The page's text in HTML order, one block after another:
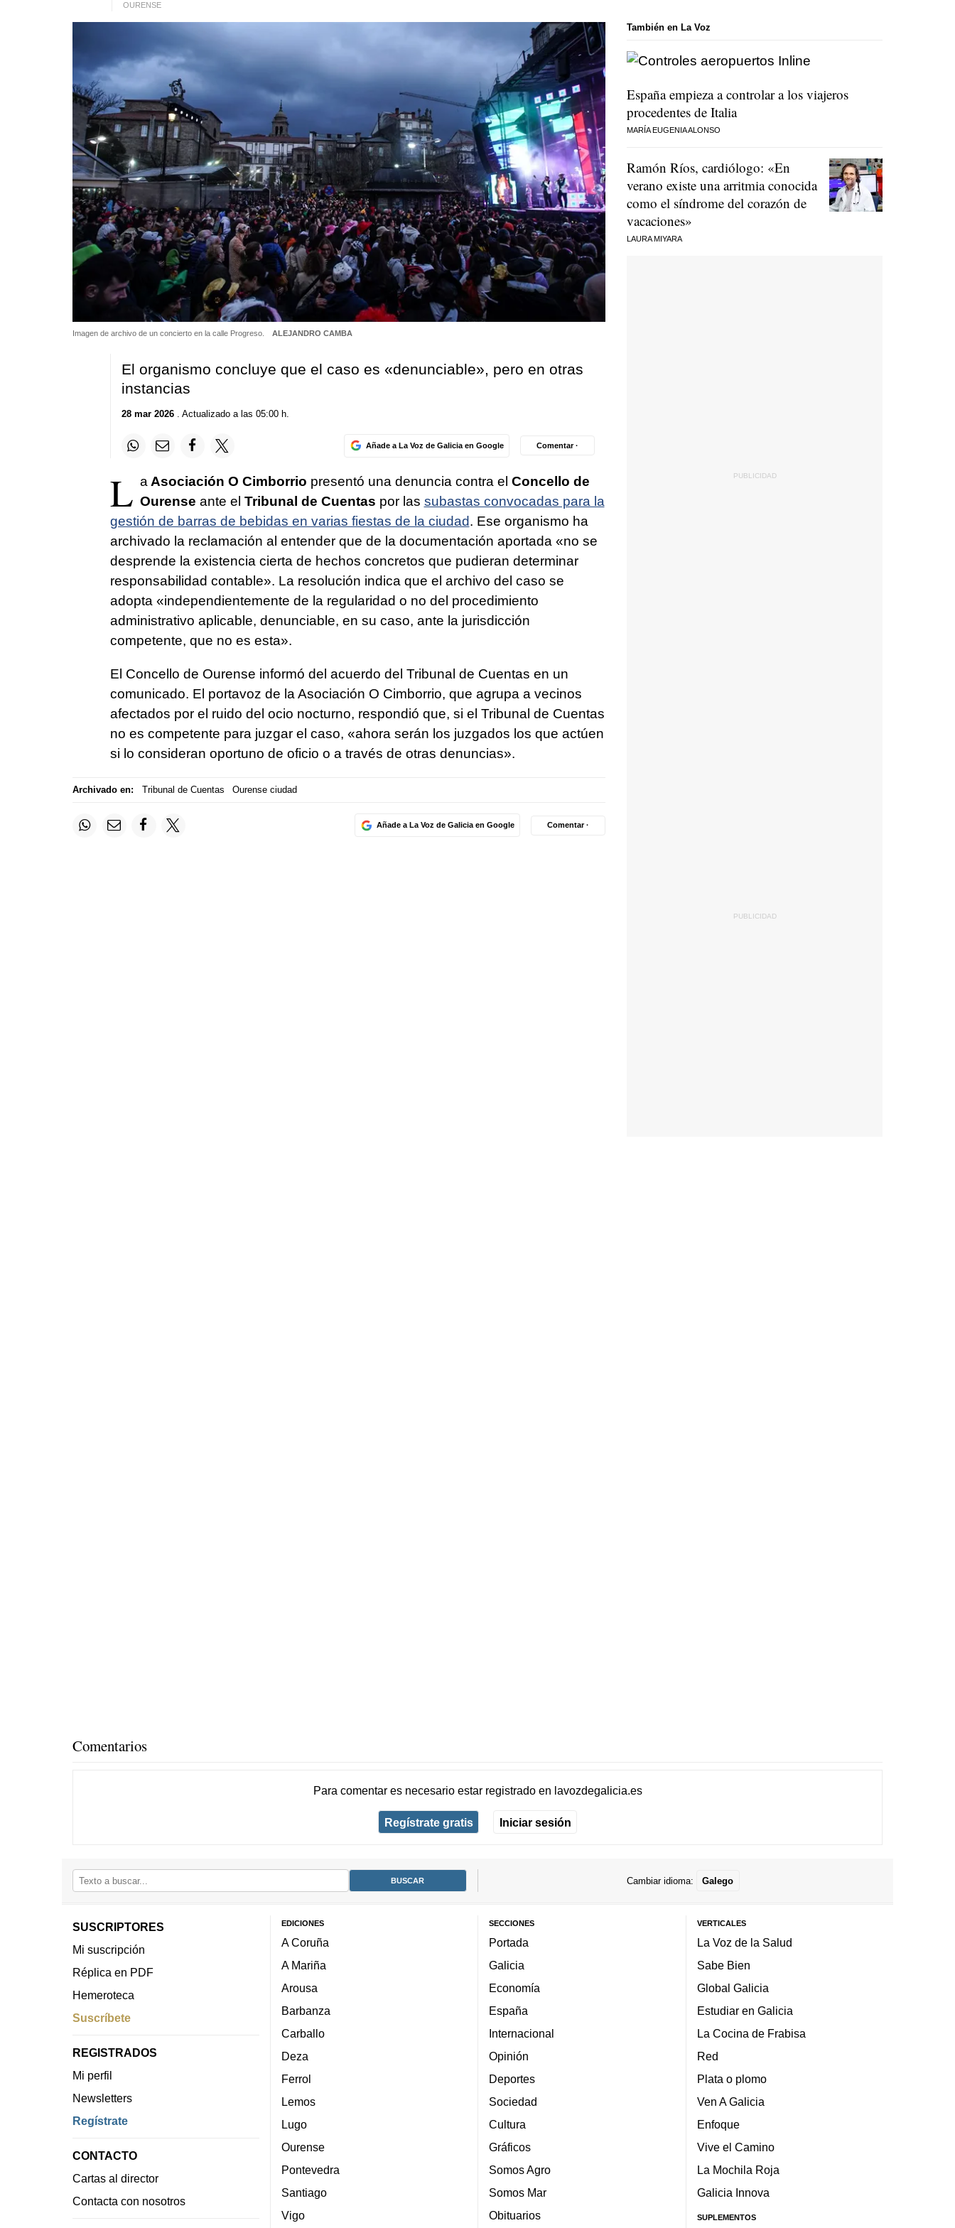
OURENSE
Imagen de archivo de un concierto en la calle Progreso. ALEJANDRO CAMBA
El organismo concluye que el caso es «denunciable», pero en otras
instancias
28 mar 2026. Actualizado a las 05:00 h.
Añade a La Voz de Galicia en Google Comentar ·
L a Asociación O Cimborrio presentó una denuncia contra el Concello de
Ourense ante el Tribunal de Cuentas por las subastas convocadas para la
gestión de barras de bebidas en varias fiestas de la ciudad. Ese organismo ha
archivado la reclamación al entender que de la documentación aportada «no se
desprende la existencia cierta de hechos concretos que pudieran determinar
responsabilidad contable». La resolución indica que el archivo del caso se
adopta «independientemente de la regularidad o no del procedimiento
administrativo aplicable, denunciable, en su caso, ante la jurisdicción
competente, que no es esta».
El Concello de Ourense informó del acuerdo del Tribunal de Cuentas en un
comunicado. El portavoz de la Asociación O Cimborrio, que agrupa a vecinos
afectados por el ruido del ocio nocturno, respondió que, si el Tribunal de Cuentas
no es competente para juzgar el caso, «ahora serán los juzgados los que actúen
si lo consideran oportuno de oficio o a través de otras denuncias».
Archivado en: Tribunal de Cuentas Ourense ciudad
Añade a La Voz de Galicia en Google Comentar ·
También en La Voz
España empieza a controlar a los viajeros
procedentes de Italia
MARÍA EUGENIA ALONSO
Ramón Ríos, cardiólogo: «En
verano existe una arritmia conocida
como el síndrome del corazón de
vacaciones»
LAURA MIYARA
Comentarios
Para comentar es necesario estar registradoen lavozdegalicia.es
Regístrate gratis Iniciar sesión
Cambiar idioma: Galego
SUSCRIPTORES
Mi suscripción
Réplica en PDF
Hemeroteca
Suscríbete
REGISTRADOS
Mi perfil
Newsletters
Regístrate
CONTACTO
Cartas al director
Contacta con nosotros
EDICIONES
A Coruña
A Mariña
Arousa
Barbanza
Carballo
Deza
Ferrol
Lemos
Lugo
Ourense
Pontevedra
Santiago
Vigo
SECCIONES
Portada
Galicia
Economía
España
Internacional
Opinión
Deportes
Sociedad
Cultura
Gráficos
Somos Agro
Somos Mar
Obituarios
VERTICALES
La Voz de la Salud
Sabe Bien
Global Galicia
Estudiar en Galicia
La Cocina de Frabisa
Red
Plata o plomo
Ven A Galicia
Enfoque
Vive el Camino
La Mochila Roja
Galicia Innova
SUPLEMENTOS